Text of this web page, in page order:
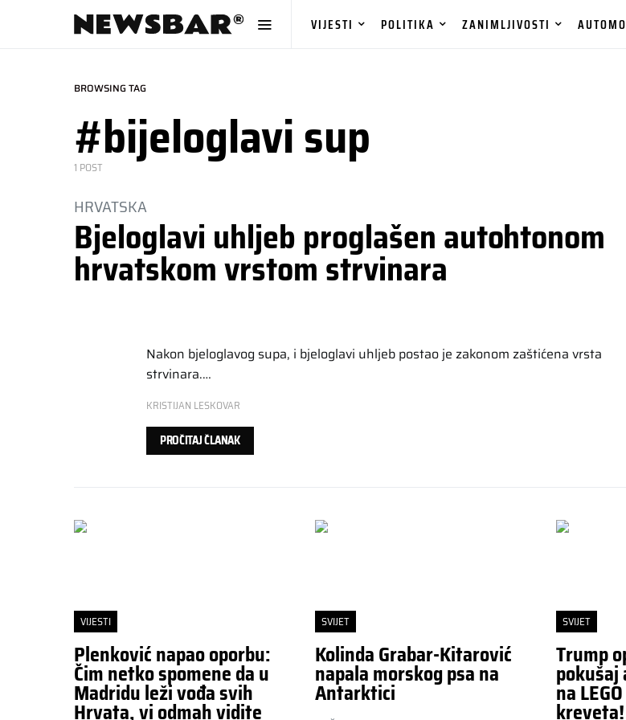
VIJESTI POLITIKA ZANIMLJIVOSTI
BROWSING TAG
#bijeloglavi sup
1 POST
HRVATSKA
Bjeloglavi uhljeb proglašen autohtonom
hrvatskom vrstom strvinara
Nakon bjeloglavog supa, i bjeloglavi uhljeb postao je zakonom zaštićena vrsta
strvinara.…
KRISTIJAN LESKOVAR
PROČITAJ ČLANAK
VIJESTI
Plenković napao oporbu:
Čim netko spomene da u
Madridu leži vođa svih
Hrvata, vi odmah vidite
SVIJET
Kolinda Grabar-Kitarović
napala morskog psa na
Antarktici
SVIJET
Trump
na
kreveta!